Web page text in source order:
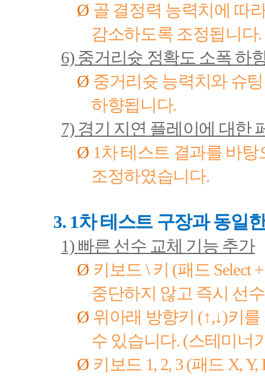
Ø 골 결정력 능력치에 따
감소하도록 조정됩니다.
6) 중거리슛 정확도 소폭 하
Ø 중거리슛 능력치와 슈
하향됩니다.
7) 경기 지연 플레이에 대한
Ø 1 차 테스트 결과를 바
조정하였습니다.
3. 1차 테스트 구장과 동일
1) 빠른 선수 교체 기능 추가
Ø 키보드 \키 (패드 Select
중단하지 않고 즉시 선
Ø 위아래 방향키 (↑,↓)키를
수 있습니다. (스테미너
Ø 키보드 1, 2, 3 (패드 X, Y,